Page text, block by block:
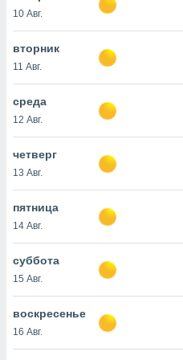
действия
рекламу
нашей
cookie
cookie
в
нашего
10 Авг.
вторник
11 Авг.
среда
12 Авг.
четверг
13 Авг.
пятница
14 Авг.
суббота
15 Авг.
воскресенье
16 Авг.